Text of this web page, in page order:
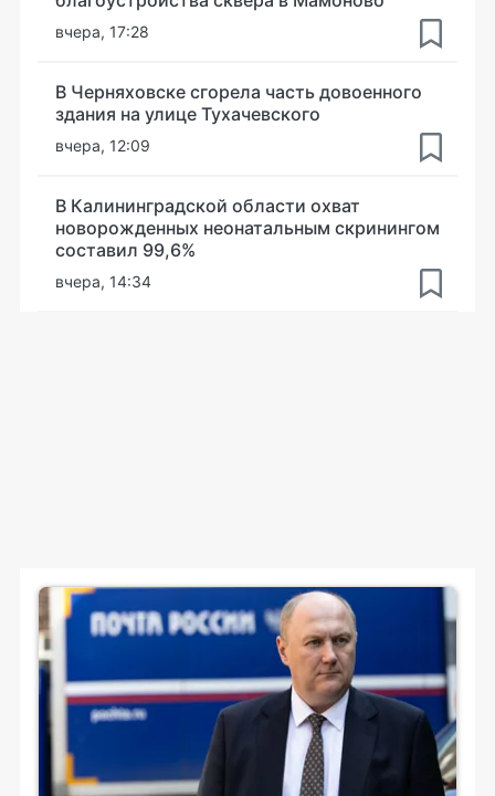
вчера, 17:28
В Черняховске сгорела часть довоенного
здания на улице Тухачевского
вчера, 12:09
В Калининградской области охват
новорожденных неонатальным скринингом
составил 99,6%
вчера, 14:34